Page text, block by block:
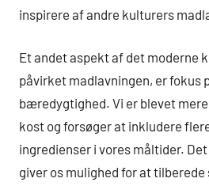
inspirere af andre kulturers
Et andet aspekt af det moderne
påvirket madlavningen, er fokus
bæredygtighed. Vi er blevet
kost og forsøger at inkludere
ingredienser i vores måltider.
giver os mulighed for at